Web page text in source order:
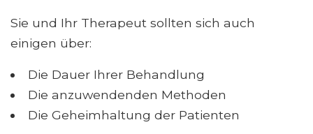
Sie und Ihr Therapeut sollten sich auch
einigen über:
Die Dauer Ihrer Behandlung
Die anzuwendenden Methoden
Die Geheimhaltung der Patienten